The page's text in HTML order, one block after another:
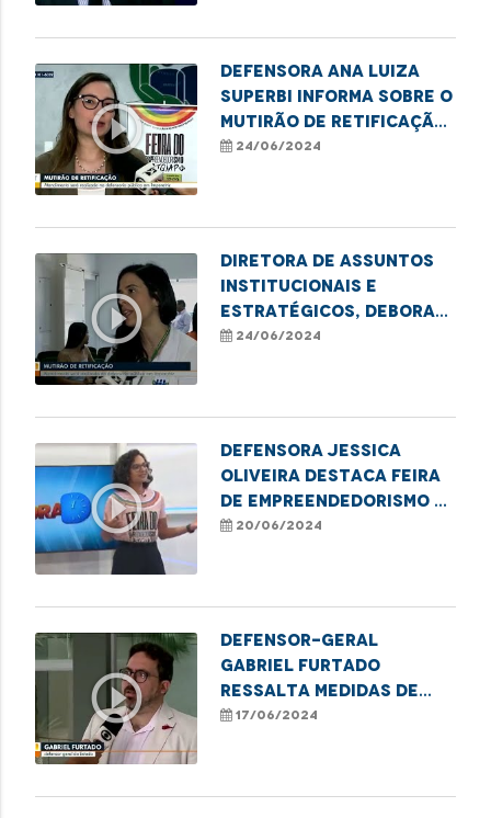
apenados
play_circle_outline
Defensora Ana Luiza
Superbi informa sobre o
mutirão de retificação
de nome e gênero em
24/06/2024
play_circle_outline
Diretora de Assuntos
Institucionais e
Estratégicos, Debora
Alcântara, destaca
Imperatriz
24/06/2024
play_circle_outline
Defensora Jessica
Oliveira destaca Feira
de Empreendedorismo e
mutirão de retificação
20/06/2024
play_circle_outline
Defensor-geral
Gabriel Furtado
ressalta medidas de
combate à violência
17/06/2024